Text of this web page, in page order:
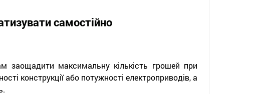
самостійно
максимальну кількість грошей при
конструкції або потужності електроприводів, а